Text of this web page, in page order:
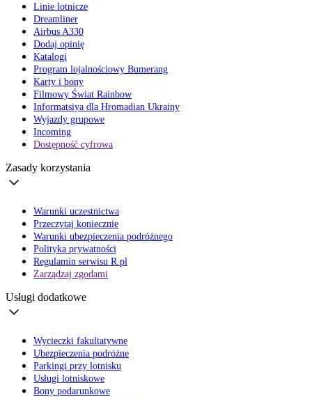
Linie lotnicze
Dreamliner
Airbus A330
Dodaj opinię
Katalogi
Program lojalnościowy Bumerang
Karty i bony
Filmowy Świat Rainbow
Informatsiya dla Hromadian Ukrainy
Wyjazdy grupowe
Incoming
Dostępność cyfrowa
Zasady korzystania
Warunki uczestnictwa
Przeczytaj koniecznie
Warunki ubezpieczenia podróżnego
Polityka prywatności
Regulamin serwisu R.pl
Zarządzaj zgodami
Usługi dodatkowe
Wycieczki fakultatywne
Ubezpieczenia podróżne
Parkingi przy lotnisku
Usługi lotniskowe
Bony podarunkowe